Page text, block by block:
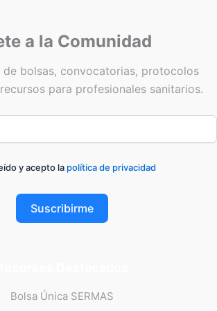
a la Comunidad
de bolsas, convocatorias, protocolos
para profesionales sanitarios.
y acepto la política de privacidad
Suscribirme
Bolsa Única SERMAS